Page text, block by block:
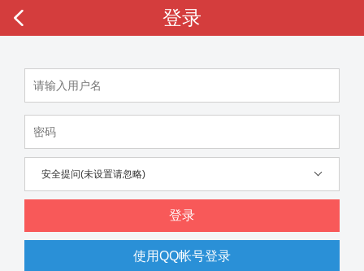
登录
安全提问(未设置请忽略)
登录
使用QQ帐号登录